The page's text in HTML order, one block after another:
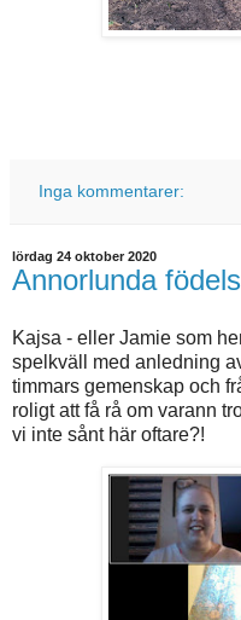
Inga kommentarer:
lördag 24 oktober 2020
Annorlunda
Kajsa - eller Jamie som
spelkväll med anledning
timmars gemenskap och
roligt att få rå om varann
vi inte sånt här oftare?!